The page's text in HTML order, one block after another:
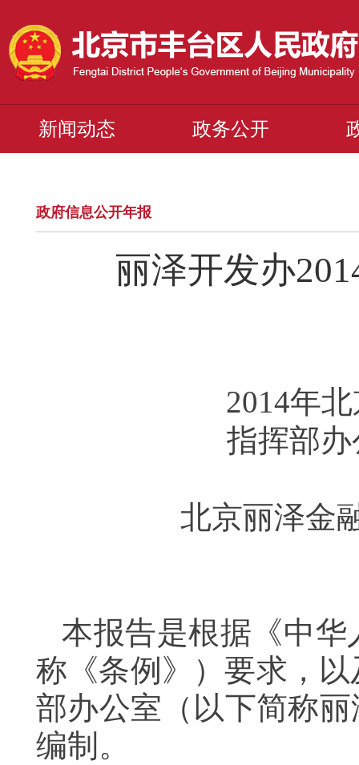
新闻动态 政务公开
政府信息公开年报
丽泽开发办
2014年
指挥部
北京丽泽金
本报告是根据《中
称《条例》）要求，以
部办公室（以下简称
编制。